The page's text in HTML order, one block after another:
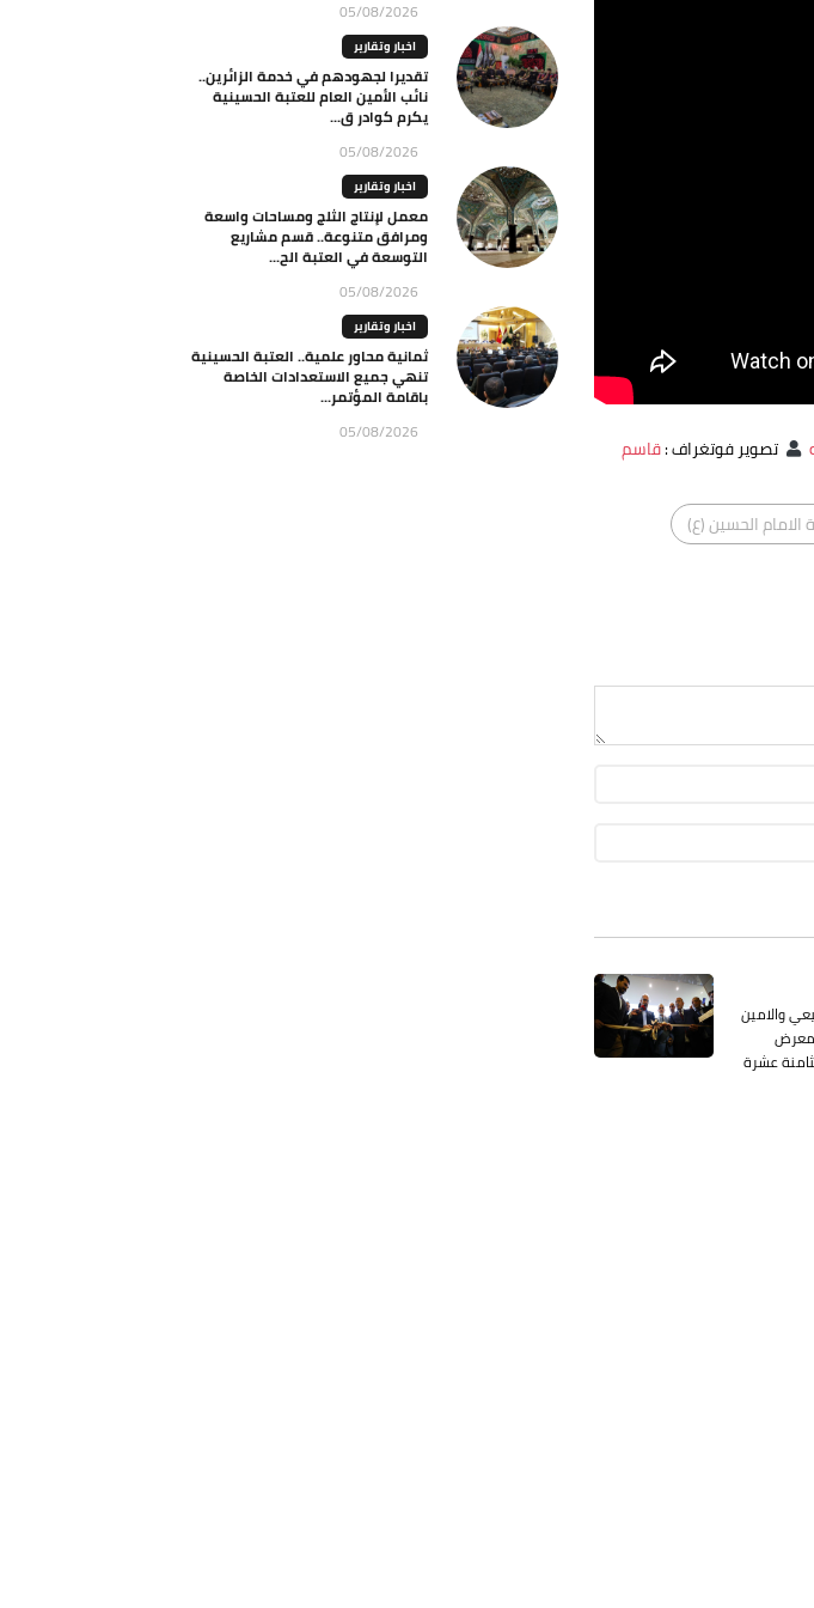
تصوير فوتغراف:قاسم
الامام الحسين (ع)
والامين
معرض
عشرة
05/08/2026
اخبار وتقارير
تقديرا لجهودهم في خدمة الزائرين..
نائب الأمين العام للعتبة الحسينية
يكرم كوادر ق...
05/08/2026
اخبار وتقارير
معمل لإنتاج الثلج ومساحات واسعة
ومرافق متنوعة.. قسم مشاريع
التوسعة في العتبة الح...
05/08/2026
اخبار وتقارير
ثمانية محاور علمية.. العتبة الحسينية
تنهي جميع الاستعدادات الخاصة
باقامة المؤتمر...
05/08/2026